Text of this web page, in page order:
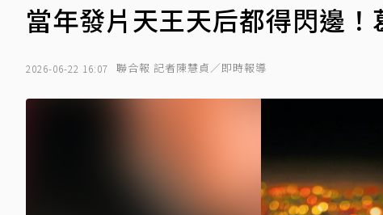
當年發片天王天后都得閃邊
2026-06-22 16:07 聯合報 記者陳慧貞／即時報導